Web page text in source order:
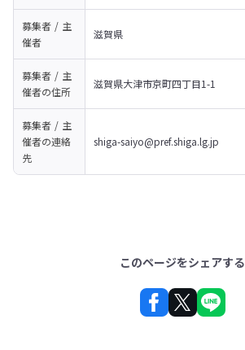
募集者 / 主
催者
滋賀県
募集者 / 主
催者の住所
滋賀県大津市京町四丁目1-1
募集者 / 主
催者の連絡
先
shiga-saiyo@pref.shiga.lg.jp
このページをシェアする